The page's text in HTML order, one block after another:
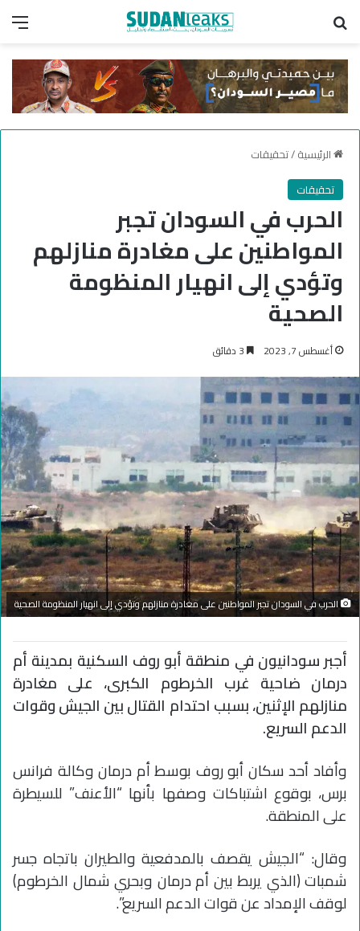
الرئيسية/تحقيقات
تحقيقات
الحرب في السودان تجبر
المواطنين على مغادرة منازلهم
وتؤدي إلى انهيار المنظومة
الصحية
أغسطس 7, 2023
الحرب في السودان تجبر المواطنين على مغادرة منازلهم وتؤدي إلى انهيار المنظومة الصحية
أجبر سودانيون في منطقة أبو روف السكنية بمدينة أم
درمان ضاحية غرب الخرطوم الكبرى، على مغادرة
منازلهم الإثنين، بسبب احتدام القتال بين الجيش وقوات
الدعم السريع.
وأفاد أحد سكان أبو روف بوسط أم درمان وكالة فرانس
برس، بوقوع اشتباكات وصفها بأنها “الأعنف” للسيطرة
على المنطقة.
وقال: “الجيش يقصف بالمدفعية والطيران باتجاه جسر
شمبات (الذي يربط بين أم درمان وبحري شمال الخرطوم)
لوقف الإمداد عن قوات الدعم السريع”.